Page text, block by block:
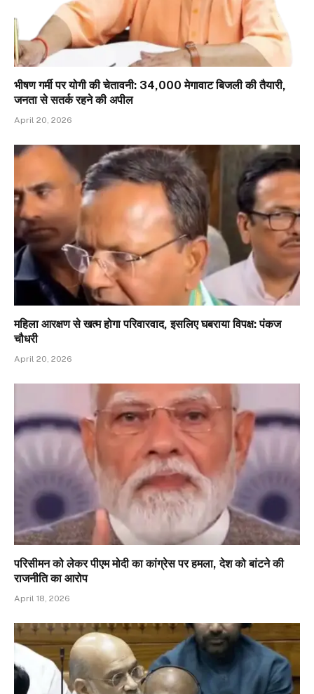
भीषण गर्मी पर योगी की चेतावनी: 34,000 मेगावाट बिजली की तैयारी,
जनता से सतर्क रहने की अपील
April 20, 2026
महिला आरक्षण से खत्म होगा परिवारवाद, इसलिए घबराया विपक्ष: पंकज
चौधरी
April 20, 2026
परिसीमन को लेकर पीएम मोदी का कांग्रेस पर हमला, देश को बांटने की
राजनीति का आरोप
April 18, 2026